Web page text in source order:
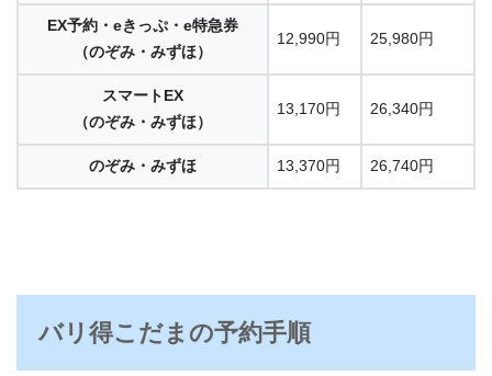
EX予約・eきっぷ・e特急券
（のぞみ・みずほ）
12,990円 25,980円
スマートEX
（のぞみ・みずほ）
13,170円 26,340円
のぞみ・みずほ 13,370円 26,740円
バリ得こだまの予約手順